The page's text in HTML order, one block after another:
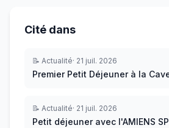
Cité dans
📝 Actualité· 21 juil. 2026
Premier Petit Déjeuner à la
📝 Actualité· 21 juil. 2026
Petit déjeuner avec l'AMIENS